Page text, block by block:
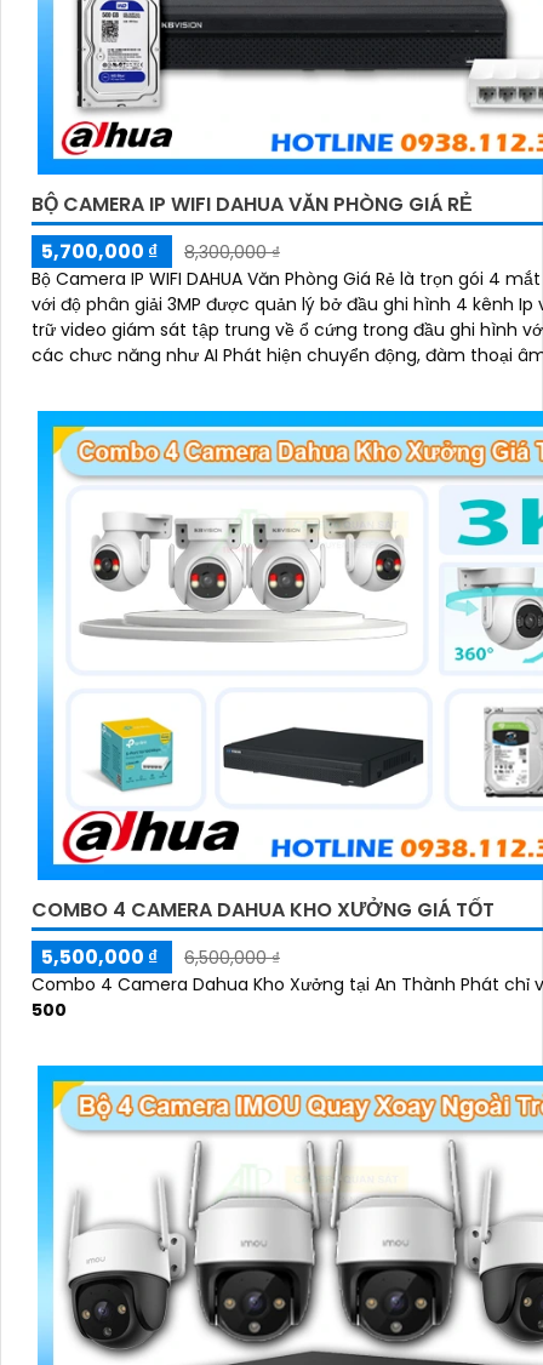
BỘ CAMERA IP WIFI DAHUA VĂN PHÒNG GIÁ RẺ
5,700,000 ₫
8,300,000 ₫
Bộ Camera IP WIFI DAHUA Văn Phòng Giá Rẻ là trọn gói 4
với độ phân giải 3MP được quản lý bở đầu ghi hình 4 kênh Ip
trữ video giám sát tập trung về ổ cứng trong đầu ghi hình
các chưc năng như AI Phát hiện chuyển động, đàm thoại
COMBO 4 CAMERA DAHUA KHO XƯỞNG GIÁ TỐT
5,500,000 ₫
6,500,000 ₫
Combo 4 Camera Dahua Kho Xưởng tại An Thành Phát chỉ
500